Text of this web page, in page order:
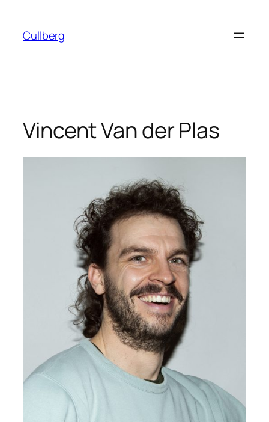
innehåll
Cullberg
Vincent Van der Plas